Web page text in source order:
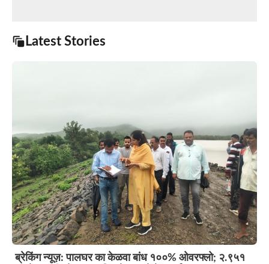
Latest Stories
ब्रेकिंग न्यूज़: पालघर का केळवा बांध १००% ओवरफ्लो; २.९५१